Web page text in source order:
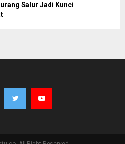
Salur Jadi Kunci